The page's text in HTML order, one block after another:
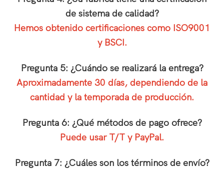
de sistema de calidad?
Hemos obtenido certificaciones como ISO9001
y BSCI.
Pregunta 5: ¿Cuándo se realizará la entrega?
Aproximadamente 30 días, dependiendo de la
cantidad y la temporada de producción.
Pregunta 6: ¿Qué métodos de pago ofrece?
Puede usar T/T y PayPal.
Pregunta 7: ¿Cuáles son los términos de envío?